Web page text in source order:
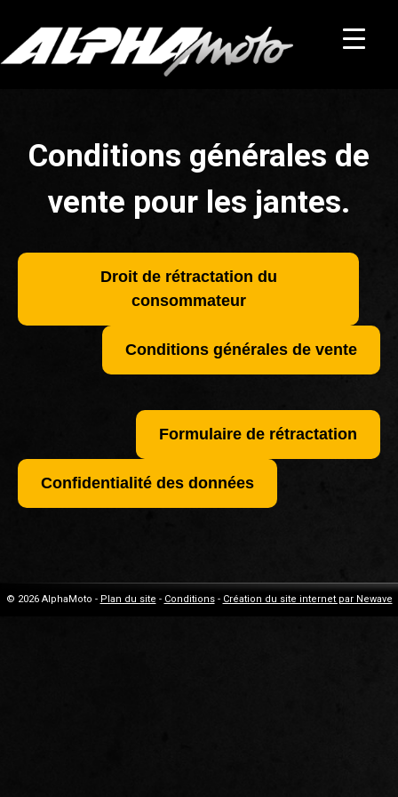
Conditions générales de
vente pour les jantes.
Droit de rétractation du
consommateur
Conditions générales de vente
Formulaire de rétractation
Confidentialité des données
© 2026 AlphaMoto - Plan du site - Conditions- Création du site internet par Newave